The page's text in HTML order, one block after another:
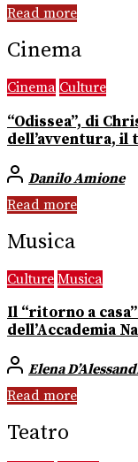
Read more
Cinema
Cinema Culture
“Odissea”, di
dell’avventura,
Danilo Amione
Read more
Musica
Culture Musica
Il “ritorno a
dell’Accademia
Elena
Read more
Teatro